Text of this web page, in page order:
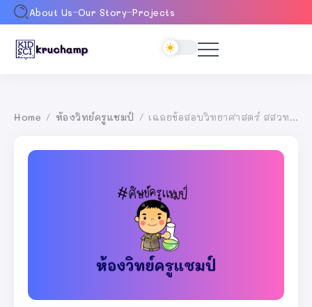
About Us Our Story Projects
Home / ห้องวิทย์ครูแชมป์ / เฉลยข้อสอบวิทยาศาสตร์ สสวท. ตอนที่ 1